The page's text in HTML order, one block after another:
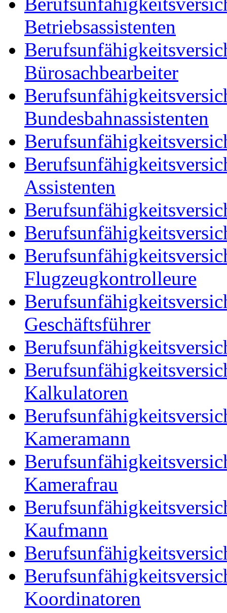
Betriebsassistenten
Bürosachbearbeiter
Bundesbahnassistenten
Assistenten
Flugzeugkontrolleure
Geschäftsführer
Kalkulatoren
Kameramann
Kamerafrau
Kaufmann
Koordinatoren